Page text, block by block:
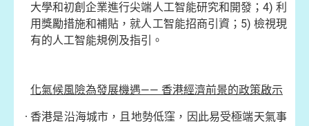
大學和初創企業進行尖端人工智能研究和開發；4) 利
用獎勵措施和補貼，就人工智能招商引資；5) 檢視現
有的人工智能規例及指引。
化氣候風險為發展機遇—— 香港經濟前景的政策啟示
香港是沿海城市，且地勢低窪，因此易受極端天氣事